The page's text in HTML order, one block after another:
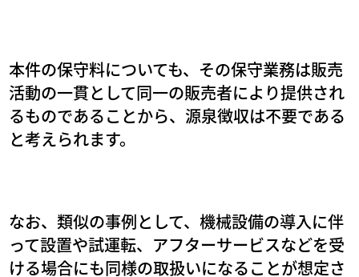
本件の保守料についても、その保守業務は販売
活動の一貫として同一の販売者により提供され
るものであることから、源泉徴収は不要である
と考えられます。
なお、類似の事例として、機械設備の導入に伴
って設置や試運転、アフターサービスなどを受
ける場合にも同様の取扱いになることが想定さ